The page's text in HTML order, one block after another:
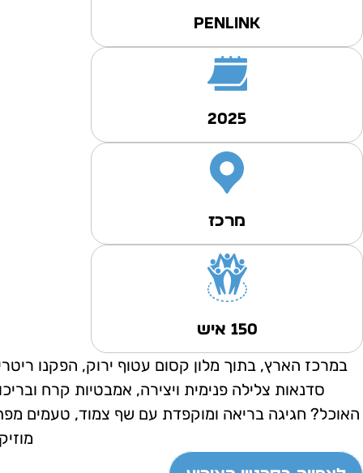
PENLINK
2025
מרכז
150 איש
במרכז הארץ, בתוך מלון קסום עטוף ירוק, הפקנו
סדנאות צלילה פנימית ויצירה, אמבטיות קרח
האוכל? חגיגה בריאה ומוקפדת עם שף צמוד, טעמים